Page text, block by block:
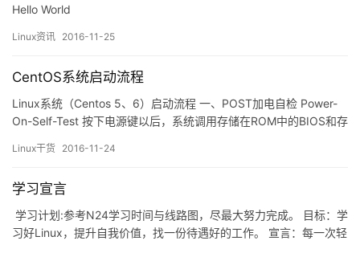
Hello World
Linux资讯 2016-11-25
CentOS系统启动流程
Linux系统（Centos 5、6）启动流程 一、POST加电自检 Power-
On-Self-Test 按下电源键以后，系统调用存储在ROM中的BIOS和存
态的检查，如果硬件有问题则提示用户问题严重无法开机的会发出
Linux干货 2016-11-24
学习宣言
学习计划:参考N24学习时间与线路图，尽最大努力完成。 目标：学
习好Linux，提升自我价值，找一份待遇好的工作。 宣言：每一次轻